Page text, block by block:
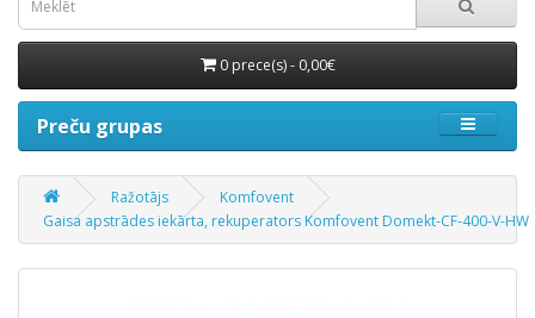
0 prece(s) - 0,00€
Preču grupas
Ražotājs
Komfovent
Gaisa apstrādes iekārta, rekuperators Komfovent Domekt-CF-400-V-HW